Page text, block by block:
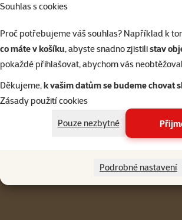
Souhlas s cookies
Proč potřebujeme váš souhlas? Například k
co máte v košíku, abyste snadno zjistilistav
pokaždé přihlašovat, abychom vás
Děkujeme,k vašim datům se budeme chovat
Zásady použití cookies
Pouze nezbytné
Podrobné nastavení
Napište nám 321
Menu v patičce
Pro zákazníky